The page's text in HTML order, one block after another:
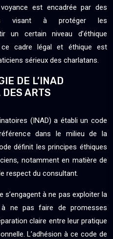
est encadrée par des
visant à protéger les
un certain niveau d’éthique
ce cadre légal et éthique est
sérieux des charlatans.
DE L’INAD
ARTS
(INAD) a établi un code
dans le milieu de la
définit les principes éthiques
notamment en matière de
respect du consultant.
à ne pas exploiter la
à ne pas faire de promesses
claire entre leur pratique
L’adhésion à ce code de